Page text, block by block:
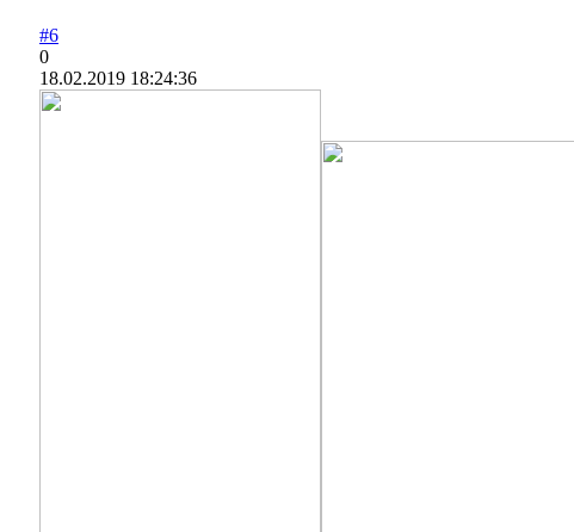
#6
0
18.02.2019 18:24:36